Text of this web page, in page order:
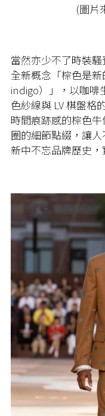
(圖片
當然亦少不了時裝
全新概念「棕色是
indigo）」，以咖啡
色紗線與 LV 棋盤格
時間痕跡感的棕色
圈的細節點綴，讓
新中不忘品牌歷史